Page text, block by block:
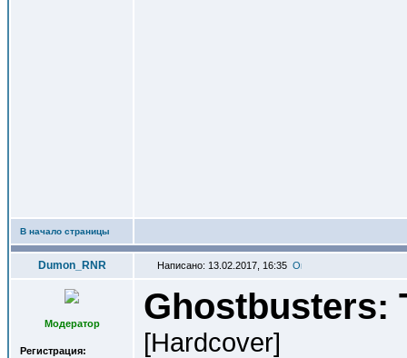
В начало страницы
Dumon_RNR Написано: 13.02.2017, 16:35
Модератор
Регистрация:
Ghostbusters:
[Hardcover]